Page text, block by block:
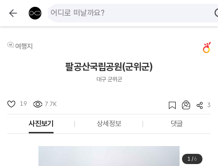
여행지
팔공산국립공원(군위군)
대구 군위군
19 7.7K 3
사진보기 상세정보 댓글
1 /6